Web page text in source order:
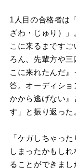
1 人目の合格者は
ざわ・じゅり）
こに来るまです
ろん、先輩方や
こに来れたんだ
答。オーディシ
かから逃げない』
す」と振り返った
「ケガしちゃっ
しまったかもし
ることができま